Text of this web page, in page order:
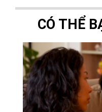
CÓ THỂ